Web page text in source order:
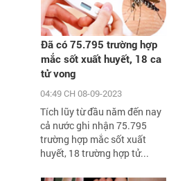
Đã có 75.795 trường hợp
mắc sốt xuất huyết, 18 ca
tử vong
04:49 CH 08-09-2023
Tích lũy từ đầu năm đến nay
cả nước ghi nhận 75.795
trường hợp mắc sốt xuất
huyết, 18 trường hợp tử...